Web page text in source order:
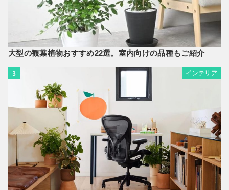
大型の観葉植物おすすめ22選。室内向けの品種もご紹介
3 インテリア